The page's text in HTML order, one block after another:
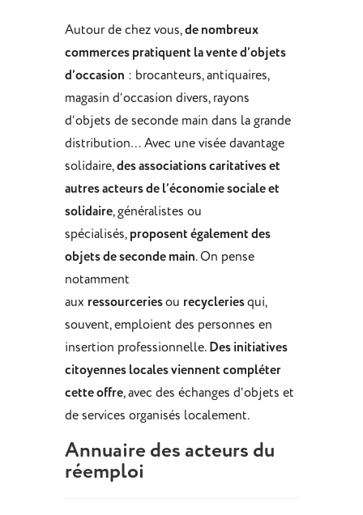
Autour de chez vous,de nombreux
commerces pratiquent la vente d’objets
d’occasion : brocanteurs, antiquaires,
magasin d’occasion divers, rayons
d’objets de seconde main dans la grande
distribution… Avec une visée davantage
solidaire,des associations caritatives et
autres acteurs de l’économie sociale et
solidaire, généralistes ou
spécialisés, proposent également des
objets de seconde main. On pense
notamment
aux ressourceriesou recycleriesqui,
souvent, emploient des personnes en
insertion professionnelle. Des initiatives
citoyennes locales viennent compléter
cette offre, avec des échanges d’objets et
de services organisés localement.
Annuaire des acteurs du
réemploi